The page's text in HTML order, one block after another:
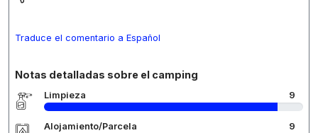
Traduce el comentario a Español
Notas detalladas sobre el camping
Limpieza 9
Alojamiento/Parcela 9